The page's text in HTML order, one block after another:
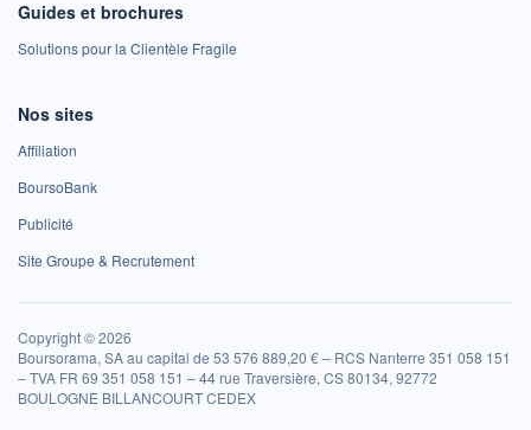
Guides et brochures
Solutions pour la Clientèle Fragile
Nos sites
Affiliation
BoursoBank
Publicité
Site Groupe & Recrutement
Copyright © 2026
Boursorama, SA au capital de 53 576 889,20 € – RCS Nanterre 351 058 151
– TVA FR 69 351 058 151 – 44 rue Traversière, CS 80134, 92772
BOULOGNE BILLANCOURT CEDEX